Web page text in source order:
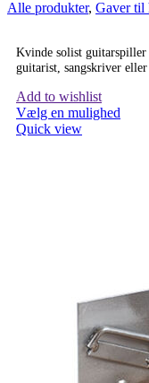
Alle produkter, Gaver til
Kvinde solist
guitarist, sangskriver
Add to wishlist
Vælg en mulighed
Quick view